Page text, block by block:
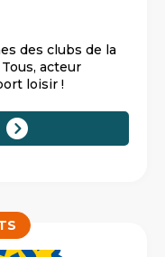
des clubs de la
acteur
loisir !